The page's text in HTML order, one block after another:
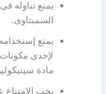
يمنع تناوله
السمبتاوى.
يمنع
لإحدى مكونات
مادة